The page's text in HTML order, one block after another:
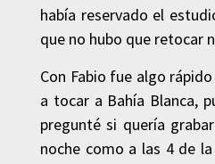
había reservado el
que no hubo que retocar
Con Fabio fue algo
a tocar a Bahía Blanca,
pregunté si quería
noche como a las 4 de